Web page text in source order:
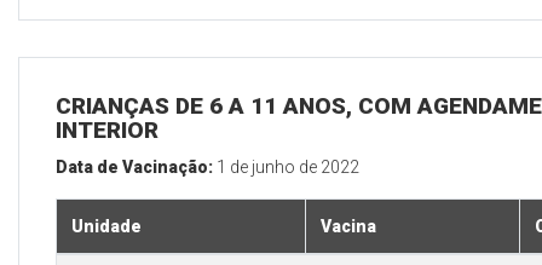
CRIANÇAS DE 6 A 11 ANOS, COM
INTERIOR
Data de Vacinação: 1 de junho de 2022
Unidade Vacina